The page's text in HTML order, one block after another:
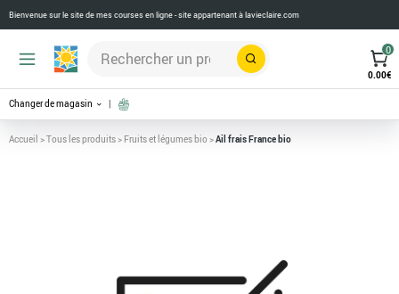
Bienvenue sur le site de mes courses en ligne - site appartenant àlavieclaire.com
Rechercher
0
0.00€
Changer de magasin
Accueil >Tous les produits> Fruits et légumes bio >Ail frais France bio